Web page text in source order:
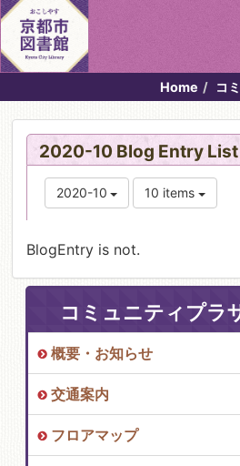
Home コ
2020-10 Blog Entry List
2020-10 10 items
BlogEntry is not.
コミュニティプラ
概要・お知らせ
交通案内
フロアマップ